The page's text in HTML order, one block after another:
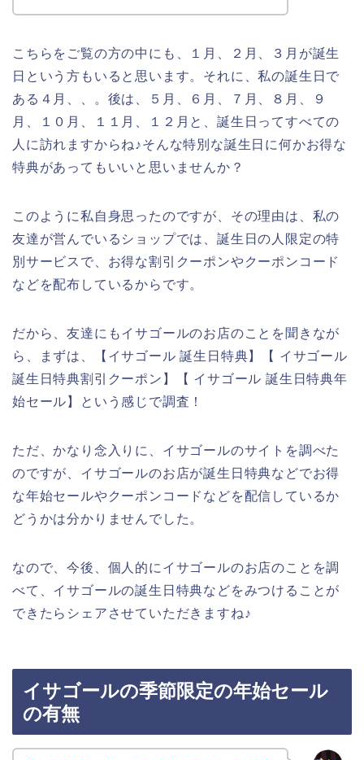
こちらをご覧の方の中にも、１月、２月、３月が誕生
日という方もいると思います。それに、私の誕生日で
ある４月、、。後は、５月、６月、７月、８月、９
月、１０月、１１月、１２月と、誕生日ってすべての
人に訪れますからね♪そんな特別な誕生日に何かお得な
特典があってもいいと思いませんか？
このように私自身思ったのですが、その理由は、私の
友達が営んでいるショップでは、誕生日の人限定の特
別サービスで、お得な割引クーポンやクーポンコード
などを配布しているからです。
だから、友達にもイサゴールのお店のことを聞きなが
ら、まずは、【イサゴール 誕生日特典】【 イサゴール
誕生日特典割引クーポン】【 イサゴール 誕生日特典年
始セール】という感じで調査！
ただ、かなり念入りに、イサゴールのサイトを調べた
のですが、イサゴールのお店が誕生日特典などでお得
な年始セールやクーポンコードなどを配信しているか
どうかは分かりませんでした。
なので、今後、個人的にイサゴールのお店のことを調
べて、イサゴールの誕生日特典などをみつけることが
できたらシェアさせていただきますね♪
イサゴールの季節限定の年始セール
の有無